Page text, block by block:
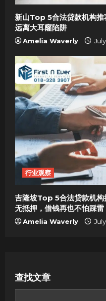
新山Top 5合法贷款机构推
远离大耳窿陷阱
Amelia Waverly
行业观察
吉隆坡Top 5合法贷款机构
无抵押，借钱再也不怕踩雷
Amelia Waverly
查找文章